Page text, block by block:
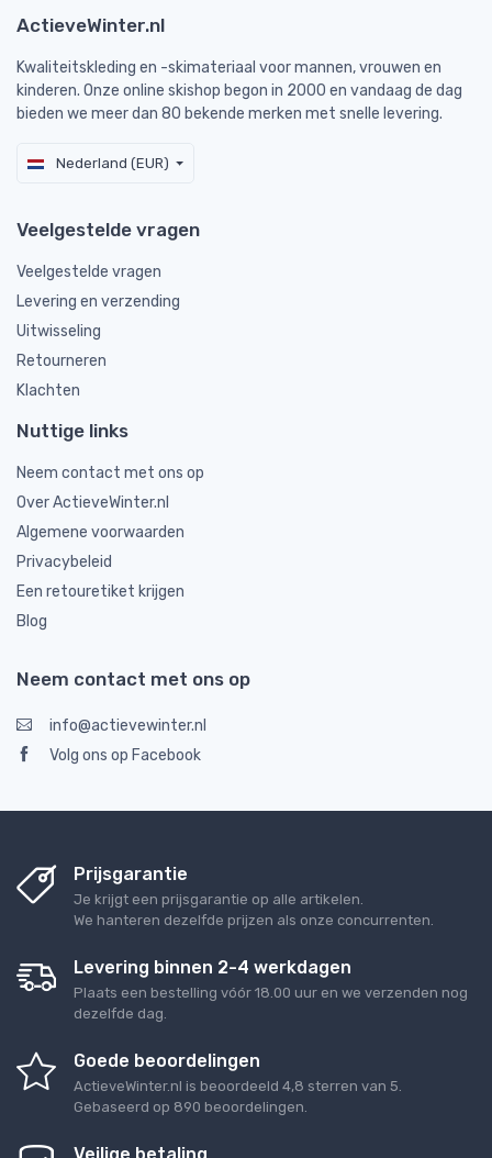
ActieveWinter.nl
Kwaliteitskleding en -skimateriaal voor mannen, vrouwen en
kinderen. Onze online skishop begon in 2000 en vandaag de dag
bieden we meer dan 80 bekende merken met snelle levering.
Nederland (EUR)
Veelgestelde vragen
Veelgestelde vragen
Levering en verzending
Uitwisseling
Retourneren
Klachten
Nuttige links
Neem contact met ons op
Over ActieveWinter.nl
Algemene voorwaarden
Privacybeleid
Een retouretiket krijgen
Blog
Neem contact met ons op
info@actievewinter.nl
Volg ons op Facebook
Prijsgarantie
Je krijgt een prijsgarantie op alle artikelen.
We hanteren dezelfde prijzen als onze concurrenten.
Levering binnen 2-4 werkdagen
Plaats een bestelling vóór 18.00 uur en we verzenden nog
dezelfde dag.
Goede beoordelingen
ActieveWinter.nl is beoordeeld 4,8 sterren van 5
Gebaseerd op 890 beoordelingen.